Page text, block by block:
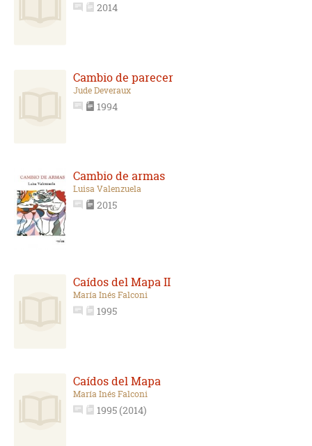
2014
Cambio de parecer
Jude Deveraux
1994
Cambio de armas
Luisa Valenzuela
2015
Caídos del Mapa II
María Inés Falconi
1995
Caídos del Mapa
María Inés Falconi
1995 (2014)